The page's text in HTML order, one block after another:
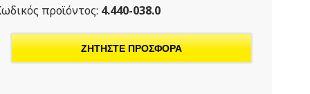
προϊόντος: 4.440-038.0
ΖΗΤΗΣΤΕ ΠΡΟΣΦΟΡΑ